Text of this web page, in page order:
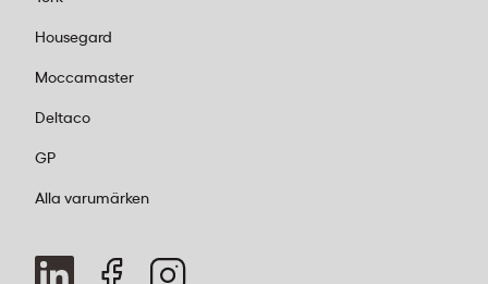
Housegard
Moccamaster
Deltaco
GP
Alla varumärken